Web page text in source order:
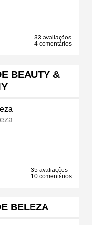
33 avaliações
4 comentários
BEAUTY &
35 avaliações
10 comentários
BELEZA